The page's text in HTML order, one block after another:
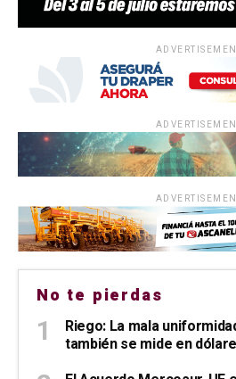
No te pierdas
Riego: La mala
también se mide en